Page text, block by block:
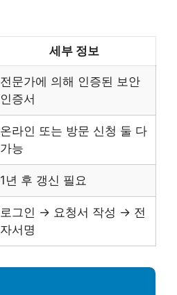
세부 정보
전문가에 의해 인증된 보안
인증서
온라인 또는 방문 신청 둘 다
가능
1년 후 갱신 필요
로그인 → 요청서 작성 → 전
자서명